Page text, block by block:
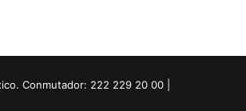
Conmutador: 222 229 20 00 |